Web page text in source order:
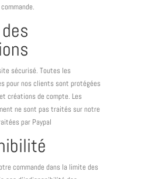
sécurisé. Toutes les
pour nos clients sont protégées
créations de compte. Les
ne sont pas traités sur notre
par Paypal
commande dans la limite des